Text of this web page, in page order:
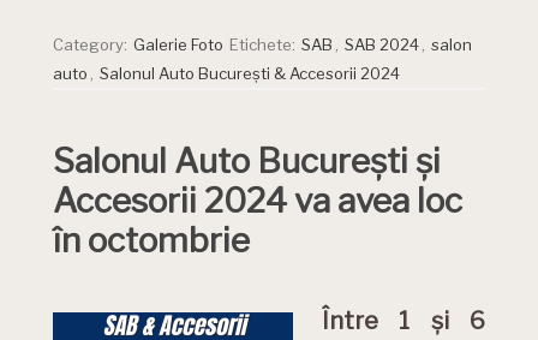
Category: Galerie Foto Etichete: SAB SAB 2024
salon
auto
Salonul Auto București & Accesorii 2024
Salonul Auto București și
Accesorii 2024 va avea loc
în octombrie
Între 1 și 6